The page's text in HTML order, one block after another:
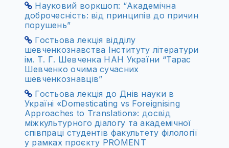
Науковий воркшоп: “Академічна
доброчесність: від принципів до причин
порушень”
Гостьова лекція відділу
шевченкознавства Інституту літератури
ім. Т. Г. Шевченка НАН України “Тарас
Шевченко очима сучасних
шевченкознавців”
Гостьова лекція до Днів науки в
Україні «Domesticating vs Foreignising
Approaches to Translation»: досвід
міжкультурного діалогу та академічної
співпраці студентів факультету філології
у рамках проєкту PROMENT